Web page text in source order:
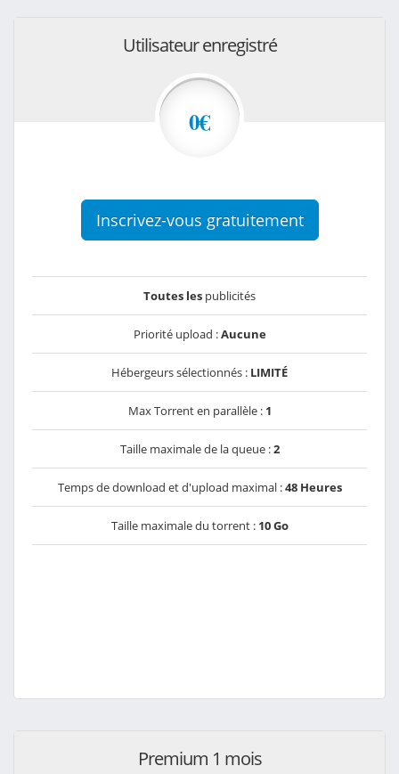
Utilisateur enregistré
0€
Inscrivez-vous gratuitement
Toutes les publicités
Priorité upload :Aucune
Hébergeurs sélectionnés : LIMITÉ
Max Torrent en parallèle : 1
Taille maximale de la queue :2
Temps de download et d'upload maximal :48 Heures
Taille maximale du torrent : 10 Go
Premium 1 mois